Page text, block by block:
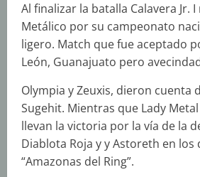
Al finalizar la batalla Calavera Jr. I
Metálico por su campeonato
ligero. Match que fue aceptado
León, Guanajuato pero
Olympia y Zeuxis, dieron cuenta
Sugehit. Mientras que Lady
llevan la victoria por la vía de la
Diablota Roja y y Astoreth en los
“Amazonas del Ring”.